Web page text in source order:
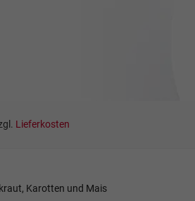
Lieferkosten
Karotten und Mais